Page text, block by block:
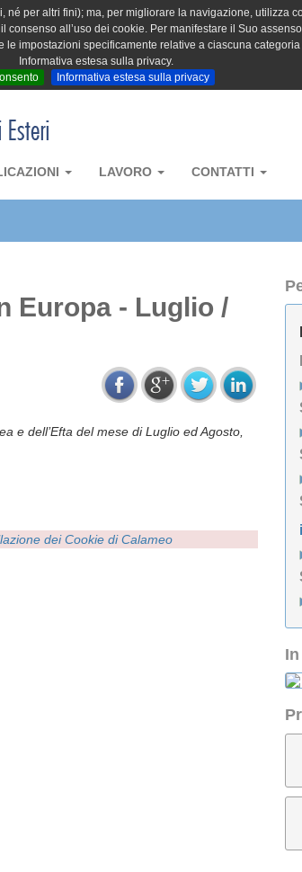
per altri fini); ma, per migliorare la navigazione, utilizza
all’uso dei cookie. Per manifestare il Suo
impostazioni specificamente relative a ciascuna
Informativa estesa sulla privacy.
Informativa estesa sulla privacy
LAVORO CONTATTI
Europa - Luglio /
e dell’Efta del mese di Luglio ed Agosto,
dei Cookie di Calameo